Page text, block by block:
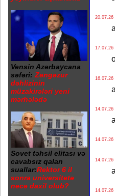
Vensin Azərbaycana
səfəri: Zəngəzur
dəhlizinin
müzakirələri yeni
mərhələdə
Sovet təhsil elitası və
cavabsız qalan
suallar:Rektor 6 il
sonra universitetə
necə daxil olub?
20.07.26
17.07.26
16.07.26
14.07.26
14.07.26
14.07.26
14.07.26